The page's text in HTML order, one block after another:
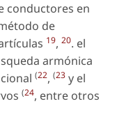
conductores en
de
19, 20. el
armónica
(22, (23 y el
(24, entre otros